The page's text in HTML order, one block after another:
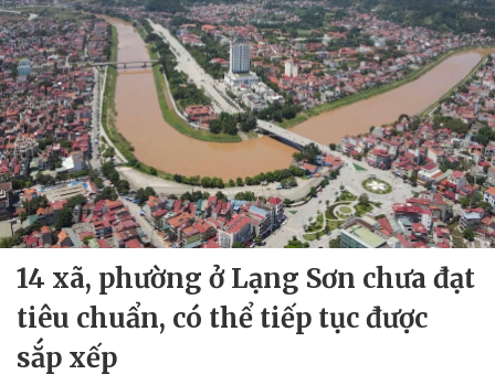
14 xã, phường ở Lạng Sơn chưa đạt
tiêu chuẩn, có thể tiếp tục được
sắp xếp